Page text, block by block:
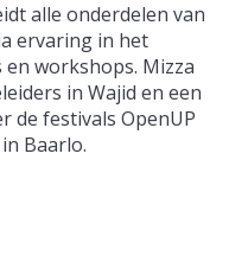
alle onderdelen van
ervaring in het
workshops. Mizza
in Wajid en een
de festivals OpenUP
Baarlo.